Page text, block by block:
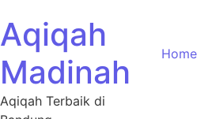
Aqiqah
Madinah
Aqiqah Terbaik di
Home